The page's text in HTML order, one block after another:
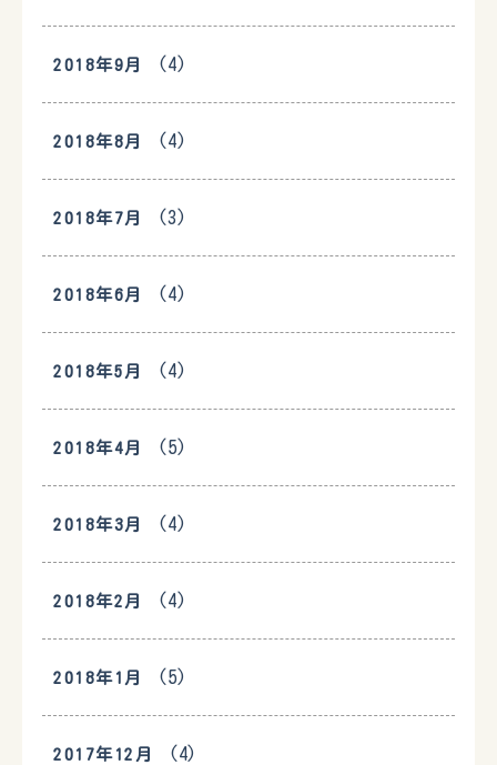
2018年9月 (4)
2018年8月 (4)
2018年7月 (3)
2018年6月 (4)
2018年5月 (4)
2018年4月 (5)
2018年3月 (4)
2018年2月 (4)
2018年1月 (5)
2017年12月 (4)